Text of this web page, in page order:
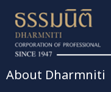
About Dharmniti